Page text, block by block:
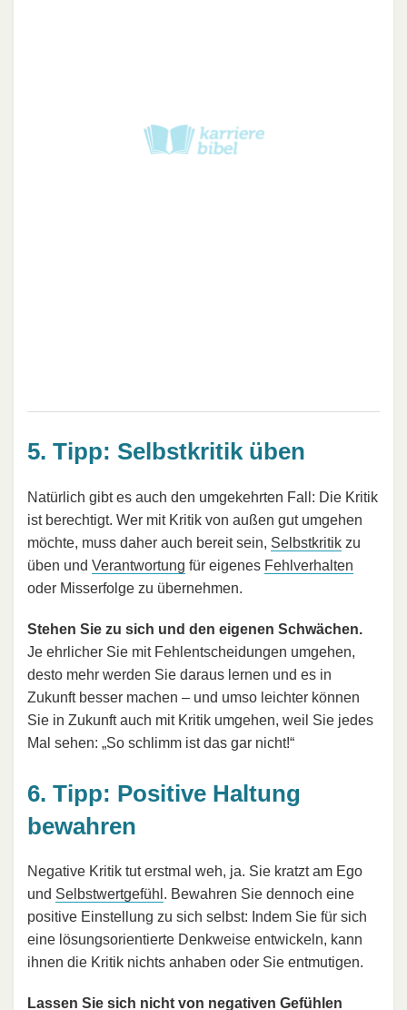
5. Tipp: Selbstkritik üben
Natürlich gibt es auch den umgekehrten Fall: Die Kritik
ist berechtigt. Wer mit Kritik von außen gut umgehen
möchte, muss daher auch bereit sein, Selbstkritik zu
üben und Verantwortung für eigenes Fehlverhalten
oder Misserfolge zu übernehmen.
Stehen Sie zu sich und den eigenen Schwächen.
Je ehrlicher Sie mit Fehlentscheidungen umgehen,
desto mehr werden Sie daraus lernen und es in
Zukunft besser machen – und umso leichter können
Sie in Zukunft auch mit Kritik umgehen, weil Sie jedes
Mal sehen: „So schlimm ist das gar nicht!“
6. Tipp: Positive Haltung
bewahren
Negative Kritik tut erstmal weh, ja. Sie kratzt am Ego
und Selbstwertgefühl . Bewahren Sie dennoch eine
positive Einstellung zu sich selbst: Indem Sie für sich
eine lösungsorientierte Denkweise entwickeln, kann
ihnen die Kritik nichts anhaben oder Sie entmutigen.
Lassen Sie sich nicht von negativen Gefühlen